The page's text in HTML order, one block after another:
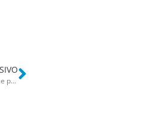
Bari smart, nuovo servizio pubblico in piazza Umberto: ricarica veloce per tossici e spacciatori